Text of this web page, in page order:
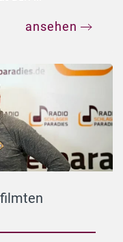
ansehen